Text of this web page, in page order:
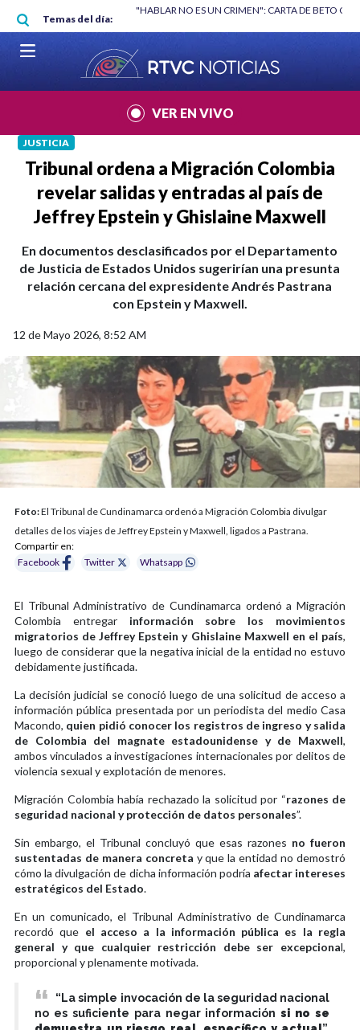
Pasar al contenido principal
Temas del día:
"HABLAR NO ES UN CRIMEN": CARTA DE BETO CORAL |
VER EN VIVO
JUSTICIA
Tribunal ordena a Migración Colombia
revelar salidas y entradas al país de
Jeffrey Epstein y Ghislaine Maxwell
En documentos desclasificados por el Departamento
de Justicia de Estados Unidos sugerirían una presunta
relación cercana del expresidente Andrés Pastrana
con Epstein y Maxwell.
12 de Mayo 2026, 8:52 AM
Foto:El Tribunal de Cundinamarca ordenó a Migración Colombia divulgar
detalles de los viajes de Jeffrey Epstein y Maxwell, ligados a Pastrana.
Compartir en:
Facebook
Twitter Whatsapp
El Tribunal Administrativo de Cundinamarca ordenó a Migración
Colombia entregarinformación sobre los movimientos
migratorios de Jeffrey Epstein y Ghislaine Maxwell en el país,
luego de considerar que la negativa inicial de la entidad no estuvo
debidamente justificada.
La decisión judicial se conoció luego de una solicitud de acceso a
información pública presentada por un periodista del medio Casa
Macondo, quien pidió conocer los registros de ingreso y salida
de Colombia del magnate estadounidense y de Maxwell,
ambos vinculados a investigaciones internacionales por delitos de
violencia sexual y explotación de menores.
Migración Colombia había rechazado la solicitud por “razones de
seguridad nacional y protección de datos personales”.
Sin embargo, el Tribunal concluyó que esas razones no fueron
sustentadas de manera concreta y que la entidad no demostró
cómo la divulgación de dicha información podría afectar intereses
estratégicos del Estado.
En un comunicado, el Tribunal Administrativo de Cundinamarca
recordó que el acceso a la información pública es la regla
general y que cualquier restricción debe ser excepcional,
proporcional y plenamente motivada.
“La simple invocación de la seguridad nacional
no es suficiente para negar informaciónsi no se